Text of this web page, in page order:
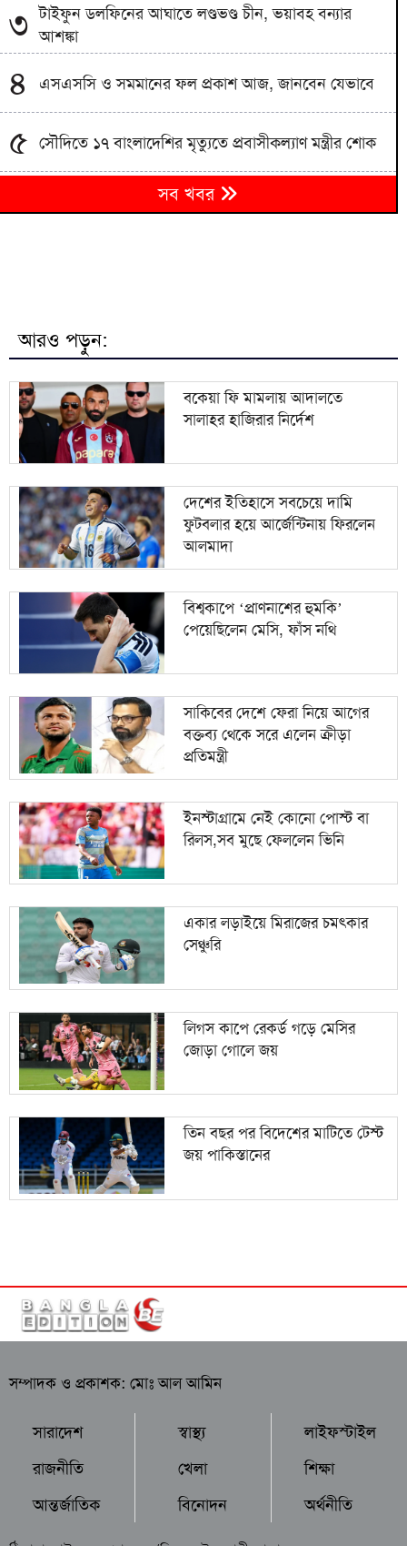
৩ টাইফুন ডলফিনের আঘাতে লণ্ডভণ্ড চীন, ভয়াবহ বন্যার
আশঙ্কা
৪ এসএসসি ও সমমানের ফল প্রকাশ আজ, জানবেন যেভাবে
৫ সৌদিতে ১৭ বাংলাদেশির মৃত্যুতে প্রবাসীকল্যাণ মন্ত্রীর শোক
বেরোবি’র শহীদ মুখতার ইলাহী হলে আধুনিক রিডিং রুমের
উদ্বোধন
৯ রহমান
১০ দেশে আবারও প্রাণঘাতী করোনার সংক্রমণ শনাক্ত
সব খবর
আরও পড়ুন:
বকেয়া ফি মামলায় আদালতে
সালাহর হাজিরার নির্দেশ
দেশের ইতিহাসে সবচেয়ে দামি
ফুটবলার হয়ে আর্জেন্টিনায় ফিরলেন
আলমাদা
বিশ্বকাপে ‘প্রাণনাশের হুমকি’
পেয়েছিলেন মেসি, ফাঁস নথি
সাকিবের দেশে ফেরা নিয়ে আগের
বক্তব্য থেকে সরে এলেন ক্রীড়া
প্রতিমন্ত্রী
ইনস্টাগ্রামে নেই কোনো পোস্ট বা
রিলস,সব মুছে ফেললেন ভিনি
একার লড়াইয়ে মিরাজের চমৎকার
সেঞ্চুরি
লিগস কাপে রেকর্ড গড়ে মেসির
জোড়া গোলে জয়
তিন বছর পর বিদেশের মাটিতে টেস্ট
জয় পাকিস্তানের
সম্পাদক ও প্রকাশক: মোঃ আল আমিন
সারাদেশ
রাজনীতি
আন্তর্জাতিক
স্বাস্থ্য
খেলা
বিনোদন
লাইফস্টাইল
শিক্ষা
অর্থনীতি